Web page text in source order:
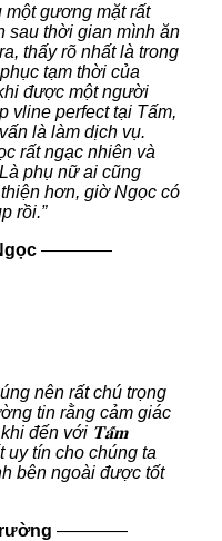
một gương mặt rất
sau thời gian mình ăn
thấy rõ nhất là trong
tạm thời của
được một người
vline perfect tại Tấm,
là làm dịch vụ.
rất ngạc nhiên và
phụ nữ ai cũng
hơn, giờ Ngọc có
rồi.”
————
nên rất chú trọng
tin rằng cảm giác
khi đến với 𝐓𝐚̂́𝐦
uy tín cho chúng ta
bên ngoài được tốt
————